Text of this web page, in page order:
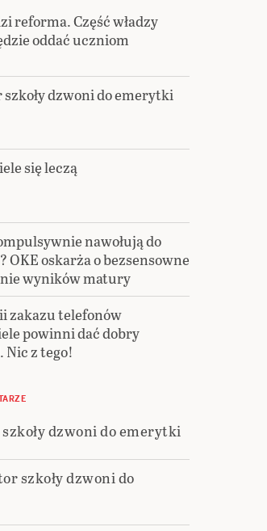
reforma. Część władzy
oddać uczniom
dzwoni do emerytki
się leczą
nawołują do
OKE oskarża o bezsensowne
wyników matury
zakazu telefonów
powinni dać dobry
Nic z tego!
dzwoni do emerytki
szkoły dzwoni do